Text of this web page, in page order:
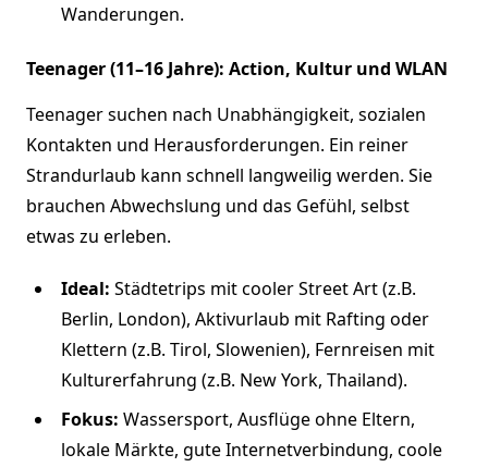
Wanderungen.
Teenager (11–16 Jahre): Action, Kultur und WLAN
Teenager suchen nach Unabhängigkeit, sozialen
Kontakten und Herausforderungen. Ein reiner
Strandurlaub kann schnell langweilig werden. Sie
brauchen Abwechslung und das Gefühl, selbst
etwas zu erleben.
Ideal: Städtetrips mit cooler Street Art (z.B.
Berlin, London), Aktivurlaub mit Rafting oder
Klettern (z.B. Tirol, Slowenien), Fernreisen mit
Kulturerfahrung (z.B. New York, Thailand).
Fokus: Wassersport, Ausflüge ohne Eltern,
lokale Märkte, gute Internetverbindung, coole